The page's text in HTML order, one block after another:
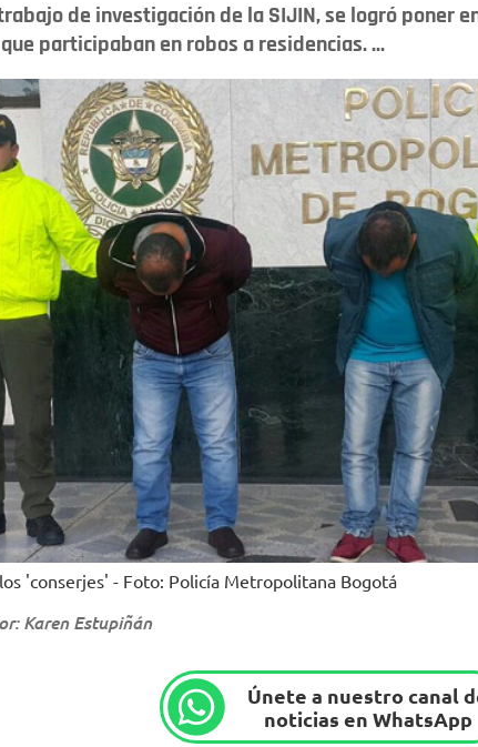
de investigación de la SIJIN, se logró poner
participaban en robos a residencias. ...
'conserjes' - Foto: Policía Metropolitana Bogotá
Karen Estupiñán
Únete a nuestro canal
noticias en WhatsApp